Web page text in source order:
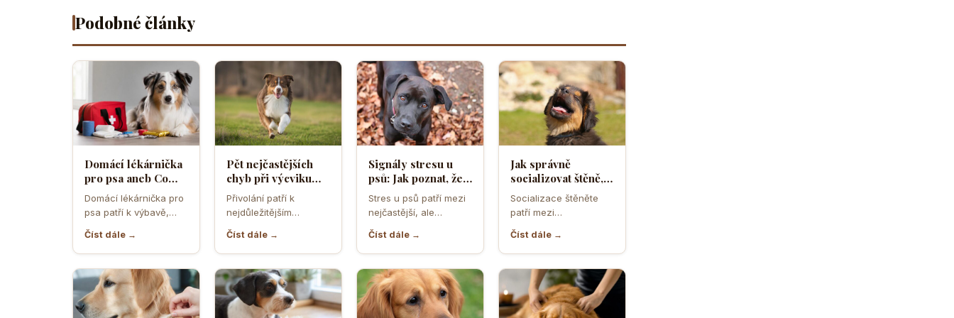
Podobné články
Domácí lékárnička
pro psa aneb Co
musíte mít po ruce
pro případ nouze
Domácí lékárnička pro
psa patří k výbavě,
rozhodující chvíli
ušetřit čas,…
Číst dále →
Pět nejčastějších
chyb při výcviku
přivolání které dělá
většina pejskařů
Přivolání patří k
nejdůležitějším
protože rozhoduje o
bezpečí, pohodě i o
tom,…
Číst dále →
Signály stresu u
psů: Jak poznat, že
se váš čtyřnohý
přítel necítí
komfortně
Stres u psů patří mezi
nejčastější, ale
nejpodceňovanější
problémy každodenní
péče. Může se…
Číst dále →
Jak správně
socializovat štěně,
aby z něj vyrostl
sebevědomý a
klidný pes
Socializace štěněte
patří mezi
prvních měsíců života.
Právě v tomto období
se…
Číst dále →